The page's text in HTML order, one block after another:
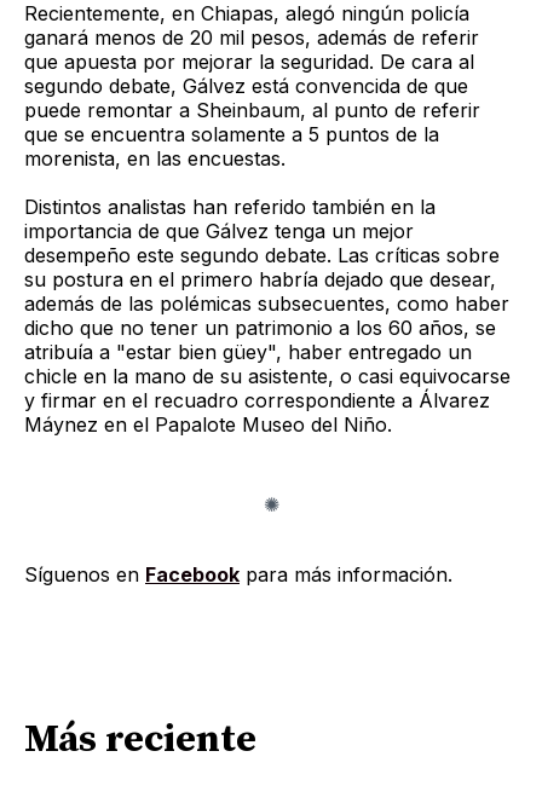
Recientemente, en Chiapas, alegó ningún policía
ganará menos de 20 mil pesos, además de referir
que apuesta por mejorar la seguridad. De cara al
segundo debate, Gálvez está convencida de que
puede remontar a Sheinbaum, al punto de referir
que se encuentra solamente a 5 puntos de la
morenista, en las encuestas.
Distintos analistas han referido también en la
importancia de que Gálvez tenga un mejor
desempeño este segundo debate. Las críticas sobre
su postura en el primero habría dejado que desear,
además de las polémicas subsecuentes, como haber
dicho que no tener un patrimonio a los 60 años, se
atribuía a "estar bien güey", haber entregado un
chicle en la mano de su asistente, o casi equivocarse
y firmar en el recuadro correspondiente a Álvarez
Máynez en el Papalote Museo del Niño.
Síguenos en Facebook para más información.
Más reciente